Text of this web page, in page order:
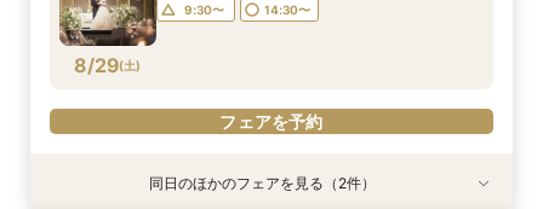
(金)
(金)
8/29(土)
9:30〜 14:30〜
フェアを予約
特典あり
特典あり同日のほかのフェアを見る（2件）